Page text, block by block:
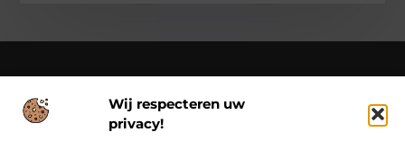
Wij respecteren uw
privacy!
Over Class Actions
Classactions.nl – Van dagelijkse inspiratie tot bijzondere